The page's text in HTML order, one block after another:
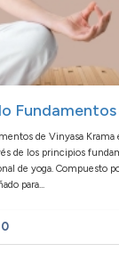
de Vinyasa Krama
de los principios
de yoga. Compuesto
para...
0